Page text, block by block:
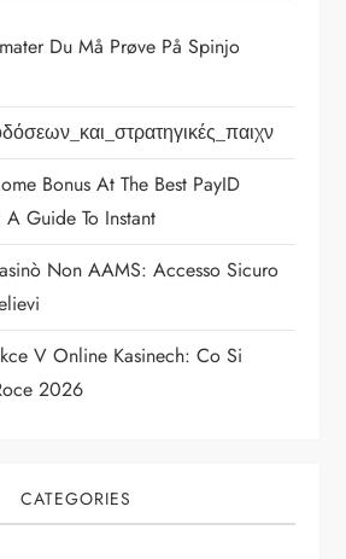
Du Må Prøve På Spinjo
Bonus At The Best PayID
Guide To Instant
Non AAMS: Accesso Sicuro
V Online Kasinech: Co Si
2026
CATEGORIES